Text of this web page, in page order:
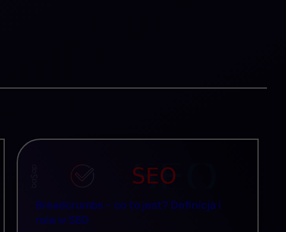
Breadcrumbs – co to jest? Definicja i
rola w SEO